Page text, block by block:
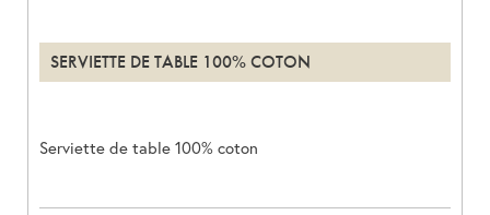
SERVIETTE DE TABLE 100% COTON
Serviette de table 100% coton